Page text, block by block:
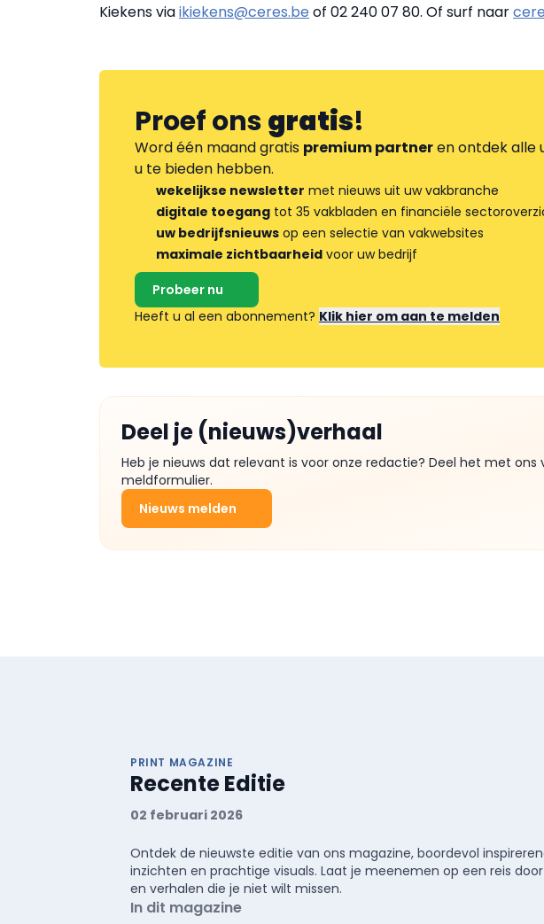
Kiekens viaikiekens@ceres.be of 02 240 07 80. Of surf naar
Proef onsgratis!
Word één maand gratis premium partneren ontdek alle
u te bieden hebben.
wekelijkse newsletter met nieuws uit uw vakbranche
digitale toegang tot 35 vakbladen en financiële
uw bedrijfsnieuws op een selectie van vakwebsites
maximale zichtbaarheid voor uw bedrijf
Probeer nu
Heeft u al een abonnement? Klik hier om aan te melden
Deel je (nieuws)verhaal
Heb je nieuws dat relevant is voor onze redactie? Deel het met ons
meldformulier.
Nieuws melden
PRINT MAGAZINE
Recente Editie
02 februari 2026
Ontdek de nieuwste editie van ons magazine, boordevol
inzichten en prachtige visuals. Laat je meenemen op een reis
en verhalen die je niet wilt missen.
In dit magazine